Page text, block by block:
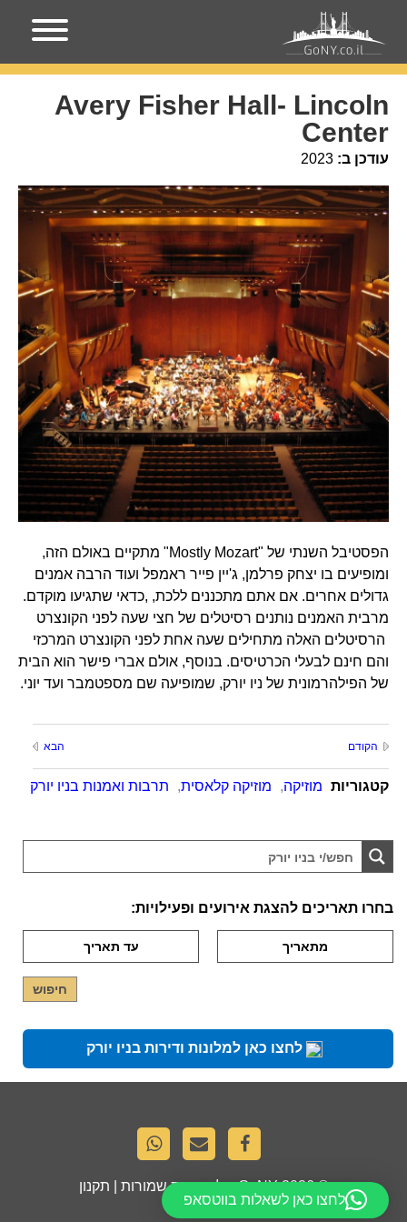
עמוד הבית מקומות בניו-יורק
Center
Avery Fisher Hall- Lincoln
Center
עודכן ב: 2023
הפסטיבל השנתי של "Mostly Mozart" מתקיים באולם הזה,
ומופיעים בו יצחק פרלמן, ג'יין פייר ראמפל ועוד הרבה אמנים
גדולים אחרים. אם אתם מתכננים ללכת, ,כדאי שתגיעו מוקדם.
מרבית האמנים נותנים רסיטלים של חצי שעה לפני הקונצרט
הרסיטלים האלה מתחילים שעה אחת לפני הקונצרט המרכזי
והם חינם לבעלי הכרטיסים. בנוסף, אולם אברי פישר הוא הבית
של הפילהרמונית של ניו יורק, שמופיעה שם מספטמבר ועד יוני.
הקודם הבא
קטגוריות מוזיקה, מוזיקה קלאסית, תרבות ואמנות בניו יורק
בחרו תאריכים להצגת אירועים ופעילויות:
לחצו כאן למלונות ודירות בניו יורק
© 2026
GoNY. כל הזכויות שמורות | תקנון
לחצו כאן לשאלות בווטסאפ